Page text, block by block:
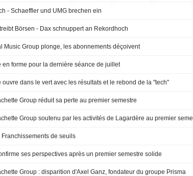
- Schaeffler und UMG brechen ein
Börsen - Dax schnuppert an Rekordhoch
Music Group plonge, les abonnements déçoivent
en forme pour la dernière séance de juillet
ouvre dans le vert avec les résultats et le rebond de la "tech"
Group réduit sa perte au premier semestre
Franchissements de seuils
ses perspectives après un premier semestre solide
Group : disparition d'Axel Ganz, fondateur du groupe Prisma